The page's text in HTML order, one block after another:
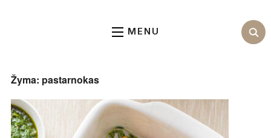
MENU
Žyma: pastarnokas